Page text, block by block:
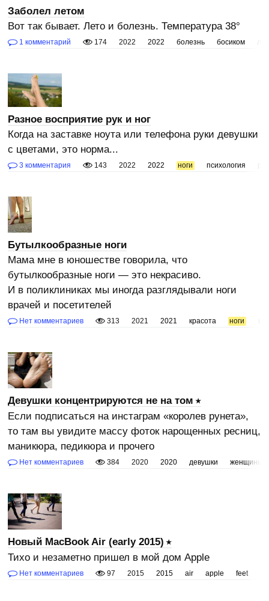
Заболел летом
Вот так бывает. Лето и болезнь. Температура 38°
1 комментарий 174 2022 2022 болезнь босиком
Разное восприятие рук и ног
Когда на заставке ноута или телефона руки девушки
с цветами, это норма...
3 комментария 143 2022 2022 ноги психология
Бутылкообразные ноги
Мама мне в юношестве говорила, что
бутылкообразные ноги — это некрасиво.
И в поликлиниках мы иногда разглядывали ноги
врачей и посетителей
Нет комментариев 313 2021 2021 красота ноги
Девушки концентрируются не на том
Если подписаться на инстаграм «королев рунета»,
то там вы увидите массу фоток нарощенных ресниц,
маникюра, педикюра и прочего
Нет комментариев 384 2020 2020 девушки женщины
Новый MacBook Air (early 2015)
Тихо и незаметно пришел в мой дом Apple
Нет комментариев 97 2015 2015 air apple feet